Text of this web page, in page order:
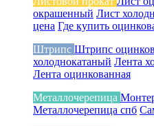
окрашенный Лист
цена Где купить
Штрипс Штрипс
холоднокатаный Лента
Лента оцинкованная
Металлочерепица
Металлочерепица спб